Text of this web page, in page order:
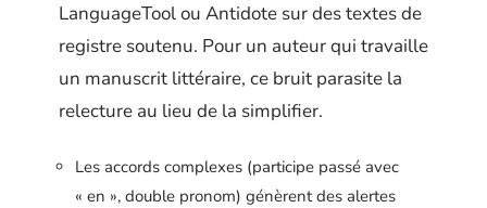
LanguageTool ou Antidote sur des textes de
registre soutenu. Pour un auteur qui travaille
un manuscrit littéraire, ce bruit parasite la
relecture au lieu de la simplifier.
Les accords complexes (participe passé avec
« en », double pronom) génèrent des alertes